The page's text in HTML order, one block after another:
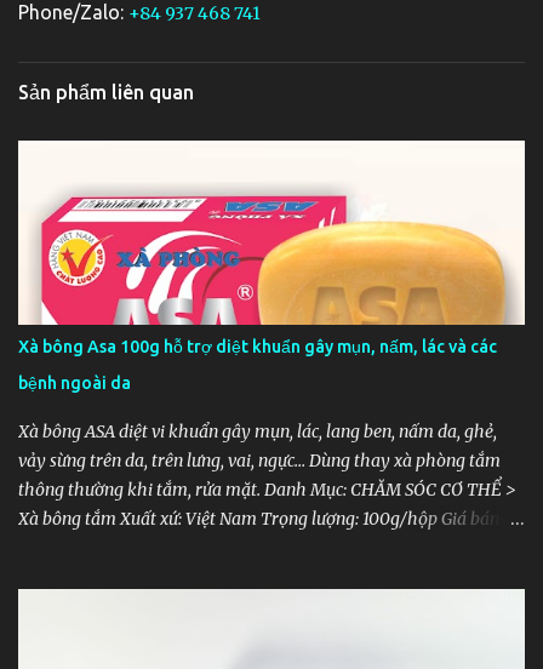
Phone/Zalo: +84 937 468 741
Sản phẩm liên quan
Xà bông Asa 100g hỗ trợ diệt khuẩn gây mụn, nấm, lác và các
bệnh ngoài da
Xà bông ASA diệt vi khuẩn gây mụn, lác, lang ben, nấm da, ghẻ,
vảy sừng trên da, trên lưng, vai, ngực… Dùng thay xà phòng tắm
thông thường khi tắm, rửa mặt. Danh Mục: CHĂM SÓC CƠ THỂ >
Xà bông tắm Xuất xứ: Việt Nam Trọng lượng: 100g/hộp Giá bán: 35